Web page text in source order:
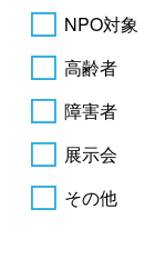
NPO対象
高齢者
障害者
展示会
その他